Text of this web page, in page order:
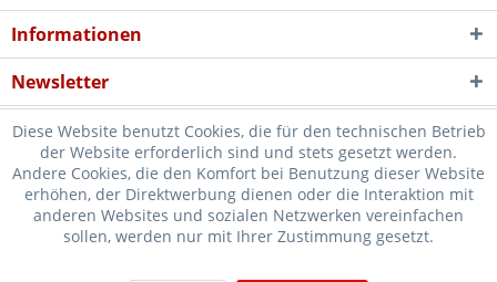
Informationen
Newsletter
* Verkauf nur an Unternehmer, Gewerbetreibende, Freiberufler und
öffentliche Institutionen, daher verstehen sich alle Preise zzgl.
Diese Website benutzt Cookies, die für den technischen Betrieb
der Website erforderlich sind und stets gesetzt werden.
Andere Cookies, die den Komfort bei Benutzung dieser Website
erhöhen, der Direktwerbung dienen oder die Interaktion mit
anderen Websites und sozialen Netzwerken vereinfachen
sollen, werden nur mit Ihrer Zustimmung gesetzt.